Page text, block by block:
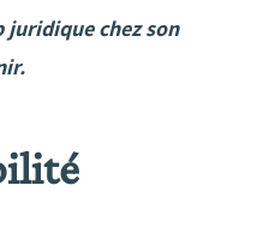
juridique chez son